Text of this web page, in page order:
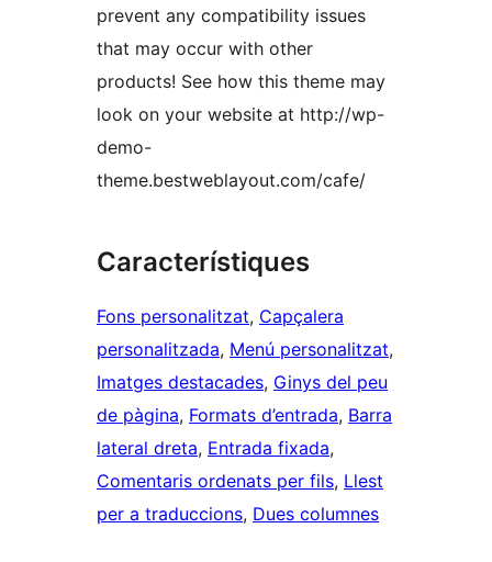
prevent any compatibility issues
that may occur with other
products! See how this theme may
look on your website at http://wp-
demo-
theme.bestweblayout.com/cafe/
Característiques
Fons personalitzat, Capçalera
personalitzada, Menú personalitzat
Imatges destacades, Ginys del peu
de pàgina, Formats d’entrada, Barra
lateral dreta, Entrada fixada
Comentaris ordenats per fils, Llest
per a traduccions, Dues columnes